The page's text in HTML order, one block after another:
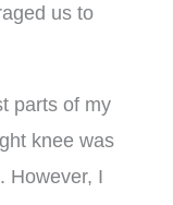
us to
parts of my
knee was
However, I